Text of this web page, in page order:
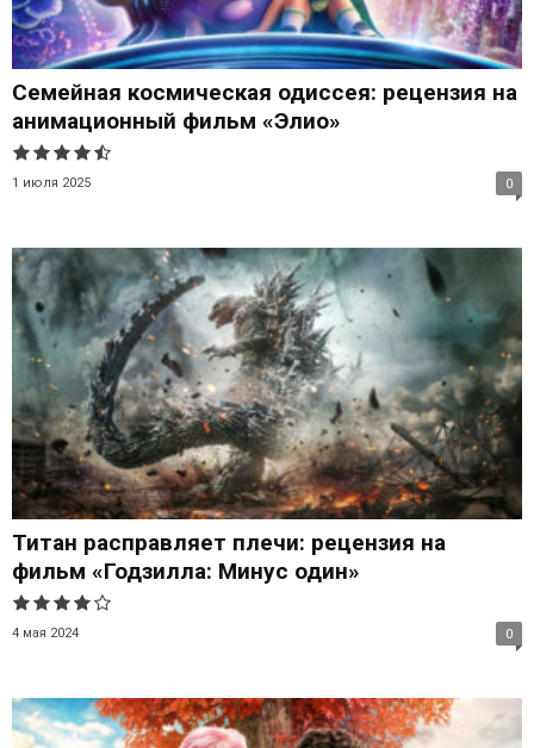
Семейная космическая одиссея: рецензия на
анимационный фильм «Элио»
1 июля 2025 0
Титан расправляет плечи: рецензия на
фильм «Годзилла: Минус один»
4 мая 2024 0